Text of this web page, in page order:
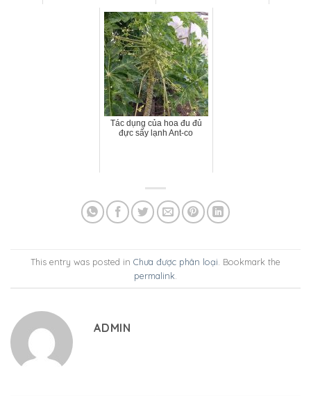
Tác dụng của hoa đu đủ
đực sấy lạnh Ant-co
This entry was posted in Chưa được phân loại . Bookmark the
permalink
ADMIN